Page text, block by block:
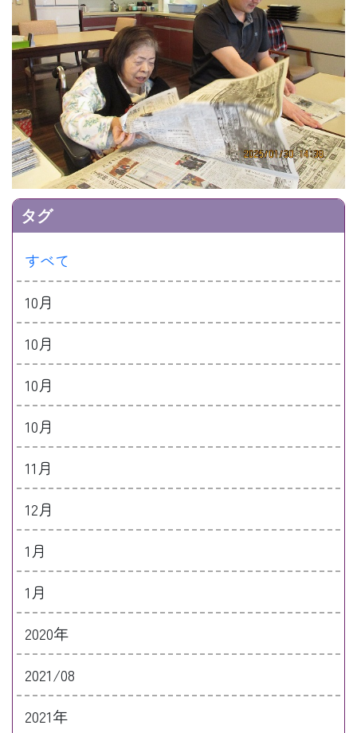
タグ
すべて
10月
10月
10月
10月
11月
12月
1月
1月
2020年
2021/08
2021年